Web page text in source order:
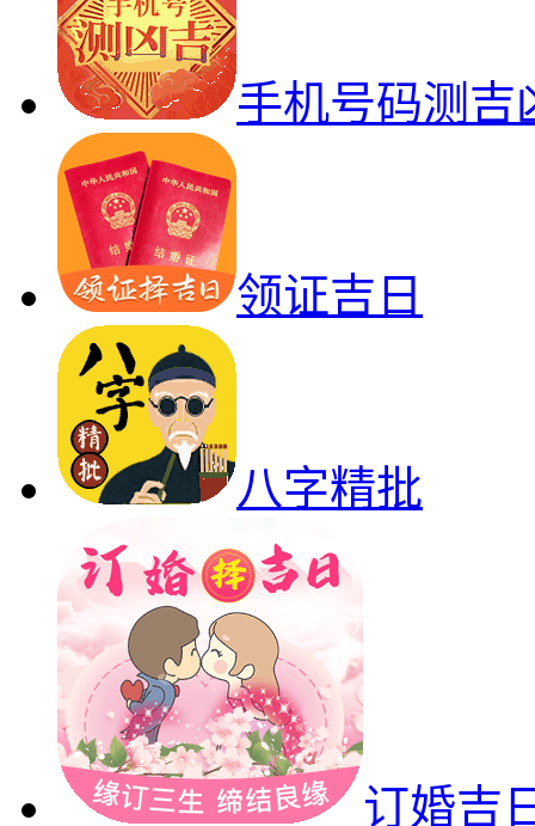
手机号码测吉
领证吉日
八字精批
订婚吉